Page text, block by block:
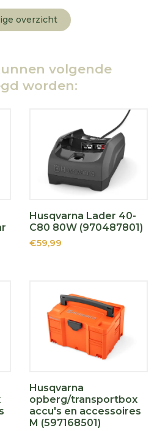
overzicht
volgende
worden:
Husqvarna Lader 40-
C80 80W (970487801)
€59,99
Husqvarna
opberg/transportbox
accu's en accessoires
M (597168501)